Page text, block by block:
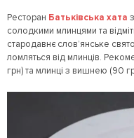
Ресторан Батьківська хата
солодкими млинцями та
стародавнє слов’янське
ломляться від млинців.
грн) та млинці з вишнею (90